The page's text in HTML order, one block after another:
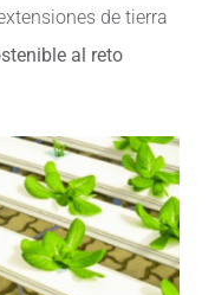
de tierra
al reto